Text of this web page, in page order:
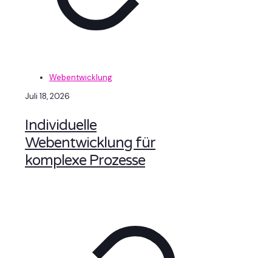
Webentwicklung
Juli 18, 2026
Individuelle
Webentwicklung für
komplexe Prozesse